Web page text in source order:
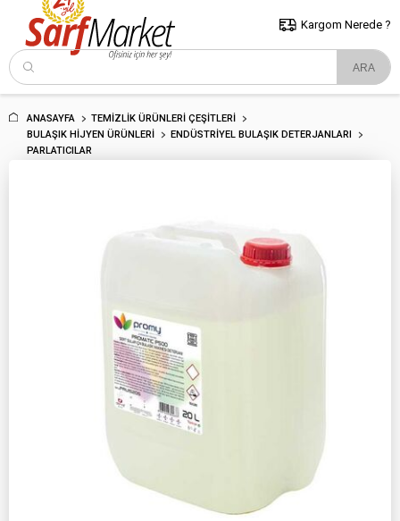
5000 TL ve Üzeri Alışverişlerde İstanbul İçi Kargo Bedava!
ve Trakya İçin Tıklayın..
Kargom Nerede ?
ANASAYFA
TEMIZLIK ÜRÜNLERI ÇEŞITLERI
BULAŞIK HIJYEN ÜRÜNLERI
ENDÜSTRIYEL BULAŞIK DETERJANLARI
PARLATICILAR